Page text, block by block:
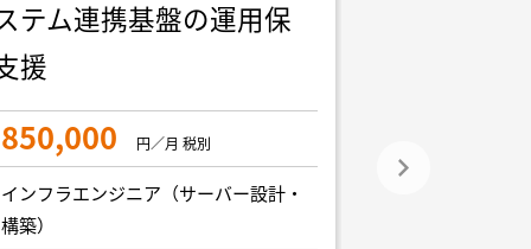
テム連携基盤の運用保
援
850,000 円／月 税別
インフラエンジニア（サーバー設計・
構築）
構築）